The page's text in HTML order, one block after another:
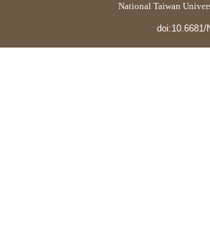
National Taiwan
doi:10.6681/